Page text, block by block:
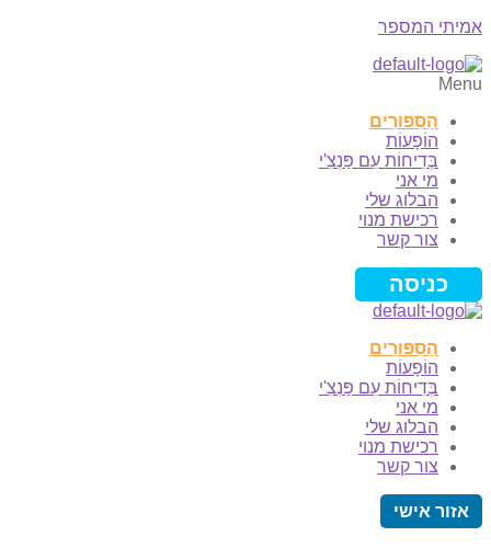
אמיתי המספר
Menu
הַסִּפּוּרִים
הוֹפָעוֹת
בְּדִיחוֹת עִם פַּנְצִ'י
מי אני
הבלוג שלי
רכישת מנוי
צור קשר
כניסה
הַסִּפּוּרִים
הוֹפָעוֹת
בְּדִיחוֹת עִם פַּנְצִ'י
מי אני
הבלוג שלי
רכישת מנוי
צור קשר
אזור אישי